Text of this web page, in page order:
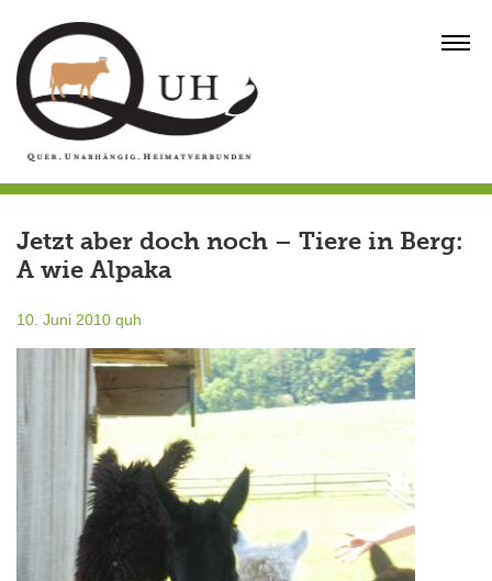
content
Jetzt aber doch noch – Tiere in Berg:
A wie Alpaka
10. Juni 2010 quh